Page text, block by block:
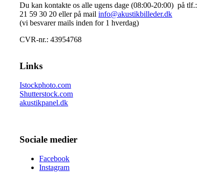
Du kan kontakte os alle ugens dage (08:00-20:00) på tlf.:
21 59 30 20 eller på mailinfo@akustikbilleder.dk
(vi besvarer mails inden for 1 hverdag)
CVR-nr.: 43954768
Links
Istockphoto.com
Shutterstock.com
akustikpanel.dk
Sociale medier
Facebook
Instagram